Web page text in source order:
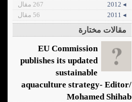
◂ 2012
267 مقال
◂ 2011
56 مقال
مقالات مختارة
EU Commission
publishes its updated
sustainable
aquaculture strategy- Editor/
Mohamed Shihab